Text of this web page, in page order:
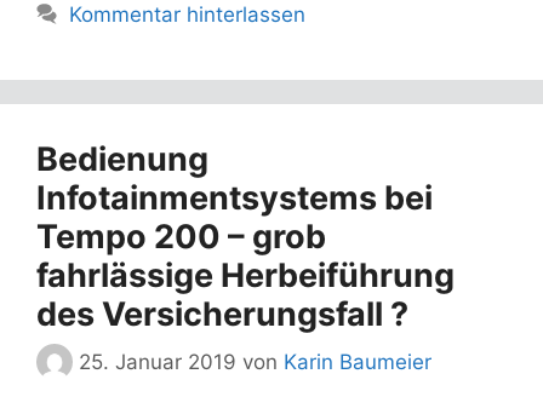
Kommentar hinterlassen
Bedienung
Infotainmentsystems bei
Tempo 200 – grob
fahrlässige Herbeiführung
des Versicherungsfall ?
25. Januar 2019 von Karin Baumeier